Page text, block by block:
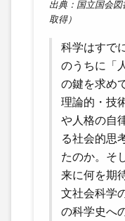
出典：国立国会
取得）
科学はすで
のうちに「
の鍵を求め
理論的・技
や人格の自
る社会的思
たのか。そ
来に何を期
文社会科学
の科学史へ